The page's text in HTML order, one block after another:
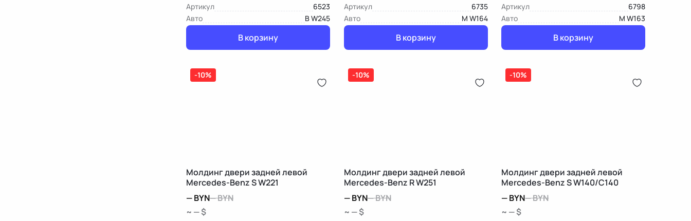
Артикул
6523
Авто
B W245
В корзину
Артикул
6735
Авто
M W164
В корзину
Артикул
6798
Авто
M W163
В корзину
-10%
Молдинг двери задней левой
Mercedes-Benz S W221
—BYN—BYN
~ — $
-10%
Молдинг двери задней левой
Mercedes-Benz R W251
—BYN—BYN
~ — $
-10%
Молдинг двери задней левой
Mercedes-Benz S W140/C140
—BYN—BYN
~ — $